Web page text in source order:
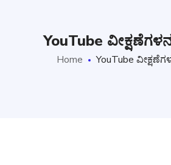
YouTube
Home YouTube